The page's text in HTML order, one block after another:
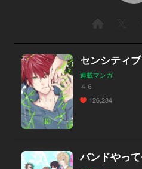
センシティ
連載マンガ
４６
126,284
バンドやっ